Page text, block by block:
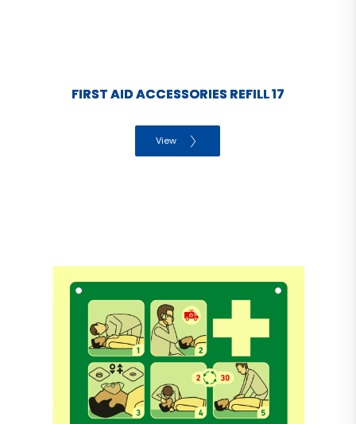
FIRST AID ACCESSORIES REFILL 17
View